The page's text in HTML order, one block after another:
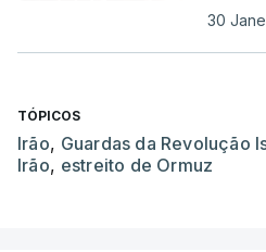
30
TÓPICOS
Irão, Guardas da Revolução
Irão, estreito de Ormuz